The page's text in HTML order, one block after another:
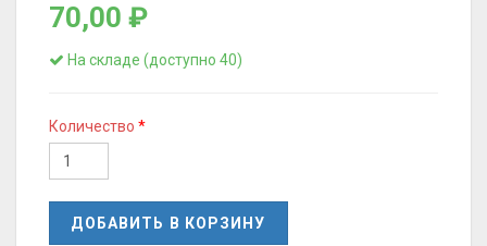
70,00 ₽
На складе (доступно 40)
Количество
ДОБАВИТЬ В КОРЗИНУ